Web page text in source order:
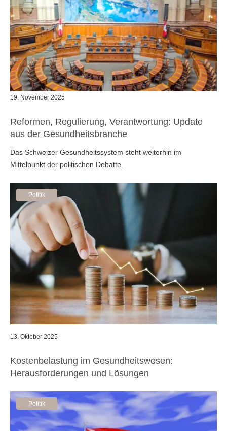
19. November 2025
Reformen, Regulierung, Verantwortung: Update
aus der Gesundheitsbranche
Das Schweizer Gesundheitssystem steht weiterhin im
Mittelpunkt der politischen Debatte.
Politik
13. Oktober 2025
Kostenbelastung im Gesundheitswesen:
Herausforderungen und Lösungen
Politik